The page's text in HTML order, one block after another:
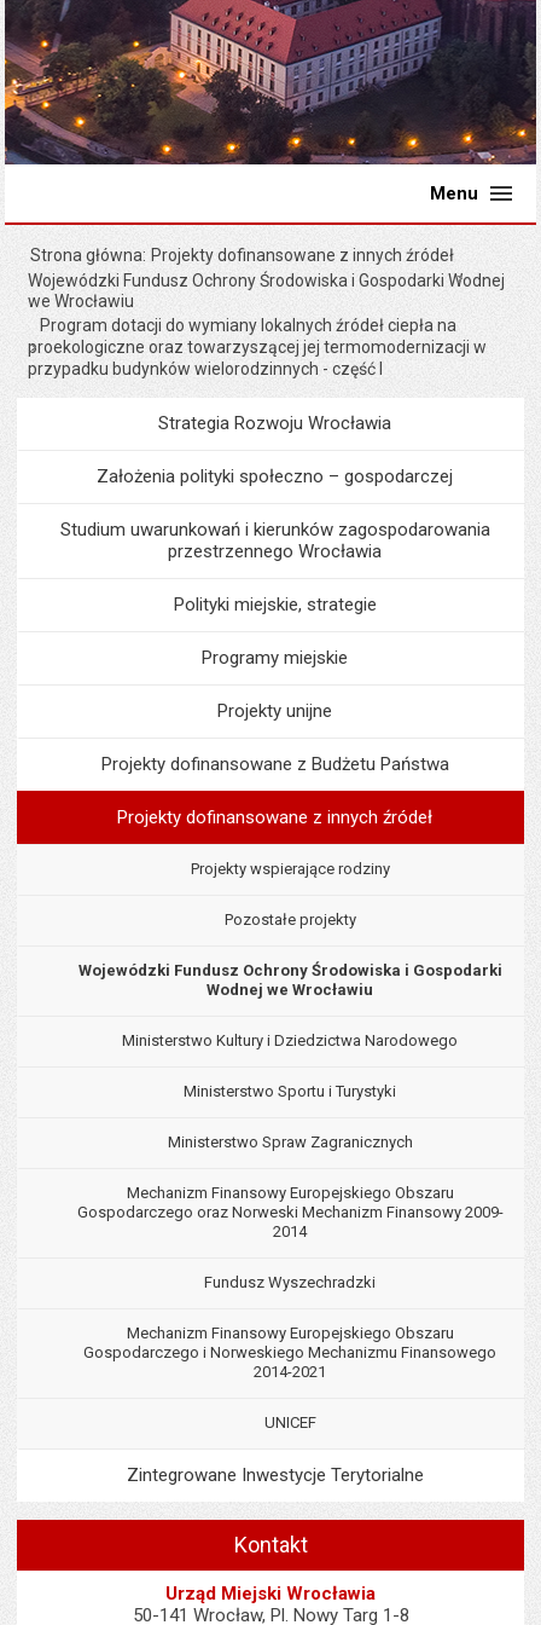
Menu
Strona główna Projekty dofinansowane z innych źródeł
Wojewódzki Fundusz Ochrony Środowiska i Gospodarki Wodnej
we Wrocławiu
Program dotacji do wymiany lokalnych źródeł ciepła na
proekologiczne oraz towarzyszącej jej termomodernizacji w
przypadku budynków wielorodzinnych - część I
MenuProgramy i projekty
Strategia Rozwoju Wrocławia
Założenia polityki społeczno – gospodarczej
Studium uwarunkowań i kierunków zagospodarowania
przestrzennego Wrocławia
Polityki miejskie, strategie
Programy miejskie
Projekty unijne
Projekty dofinansowane z Budżetu Państwa
Projekty dofinansowane z innych źródeł
Projekty wspierające rodziny
Pozostałe projekty
Wojewódzki Fundusz Ochrony Środowiska i Gospodarki
Wodnej we Wrocławiu
Ministerstwo Kultury i Dziedzictwa Narodowego
Ministerstwo Sportu i Turystyki
Ministerstwo Spraw Zagranicznych
Mechanizm Finansowy Europejskiego Obszaru
Gospodarczego oraz Norweski Mechanizm Finansowy 2009-
2014
Fundusz Wyszechradzki
Mechanizm Finansowy Europejskiego Obszaru
Gospodarczego i Norweskiego Mechanizmu Finansowego
2014-2021
UNICEF
Zintegrowane Inwestycje Terytorialne
Kontakt
Urząd Miejski Wrocławia
50-141 Wrocław, Pl. Nowy Targ 1-8